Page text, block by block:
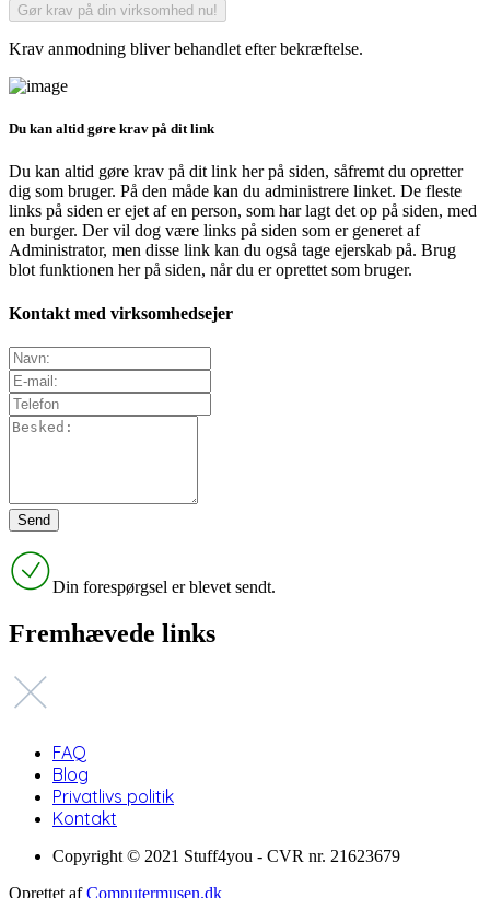
Krav anmodning bliver behandlet efter bekræftelse.
Du kan altid gøre krav på dit link
Du kan altid gøre krav på dit link her på siden, såfremt du opretter
dig som bruger. På den måde kan du administrere linket. De fleste
links på siden er ejet af en person, som har lagt det op på siden, med
en burger. Der vil dog være links på siden som er generet af
Administrator, men disse link kan du også tage ejerskab på. Brug
blot funktionen her på siden, når du er oprettet som bruger.
Kontakt med virksomhedsejer
Din forespørgsel er blevet sendt.
Fremhævede links
FAQ
Blog
Privatlivs politik
Kontakt
Copyright © 2021 Stuff4you - CVR nr. 21623679
Oprettet afComputermusen.dk